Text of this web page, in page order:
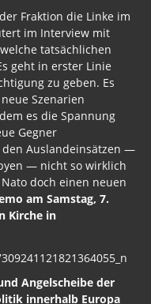
Fraktion die Linke im
im Interview mit
tatsächlichen
geht in erster Linie
zu geben. Es
Szenarien
es die Spannung
Gegner
Auslandeinsätzen —
— nicht so wirklich
doch einen neuen
am Samstag, 7.
Kirche in
Angelscheibe der
innerhalb Europa